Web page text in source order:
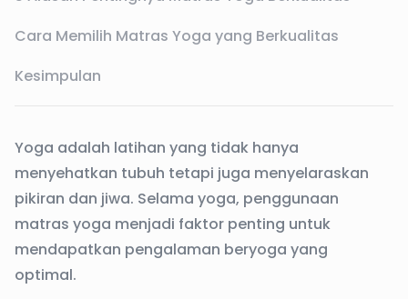
Cara Memilih Matras Yoga yang Berkualitas
Kesimpulan
Yoga adalah latihan yang tidak hanya
menyehatkan tubuh tetapi juga menyelaraskan
pikiran dan jiwa. Selama yoga, penggunaan
matras yoga menjadi faktor penting untuk
mendapatkan pengalaman beryoga yang
optimal.